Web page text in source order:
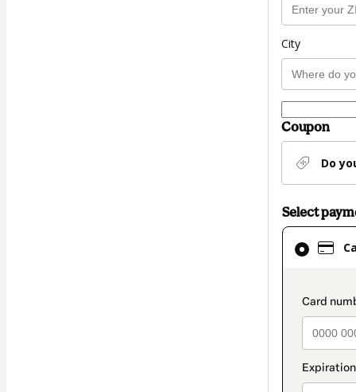
City
Coupon
Do
Select
Card
selected
method